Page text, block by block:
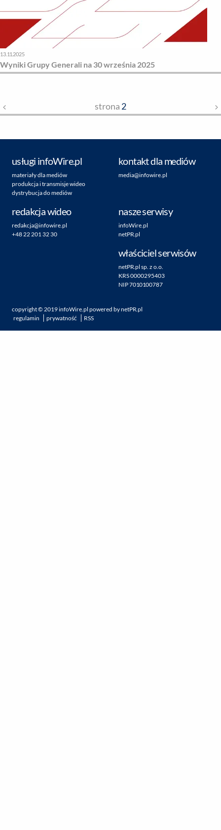
13.11.2025
Wyniki Grupy Generali na 30 września 2025
strona 2
usługi infoWire.pl
materiały dla mediów
produkcja i transmisje wideo
dystrybucja do mediów
kontakt dla mediów
media@infowire.pl
redakcja wideo
redakcja@infowire.pl
+48 22 201 32 30
nasze serwisy
infoWire.pl
netPR.pl
właściciel serwisów
netPR.pl sp. z o.o.
KRS 0000295403
NIP 7010100787
copyright ©2019infoWire.pl powered bynetPR.pl
regulamin
prywatność RSS